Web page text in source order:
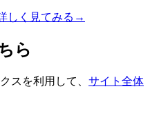
しく見てみる→
ら
スを利用して、 サイト全体